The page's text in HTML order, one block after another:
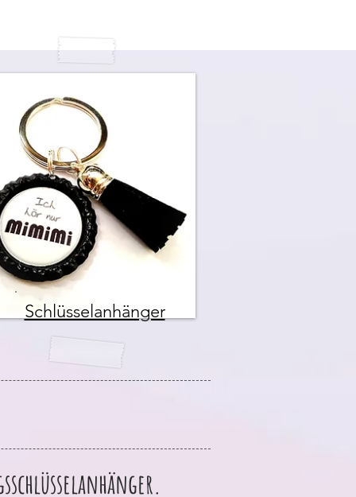
Schlüsselanhänger